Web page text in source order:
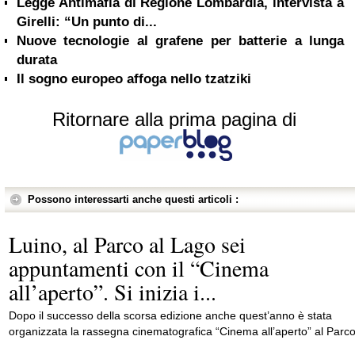
Girelli: “Un punto di...
Nuove tecnologie al grafene per batterie a lunga
durata
Il sogno europeo affoga nello tzatziki
Ritornare alla prima pagina di
Possono interessarti anche questi articoli :
Luino, al Parco al Lago sei
appuntamenti con il “Cinema
all’aperto”. Si inizia i...
Dopo il successo della scorsa edizione anche quest’anno è stata
organizzata la rassegna cinematografica “Cinema all’aperto” al Parco